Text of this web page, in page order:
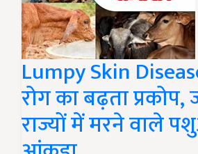
Lumpy Skin
रोग का बढ़ता प्रकोप,
राज्यों में मरने वाले